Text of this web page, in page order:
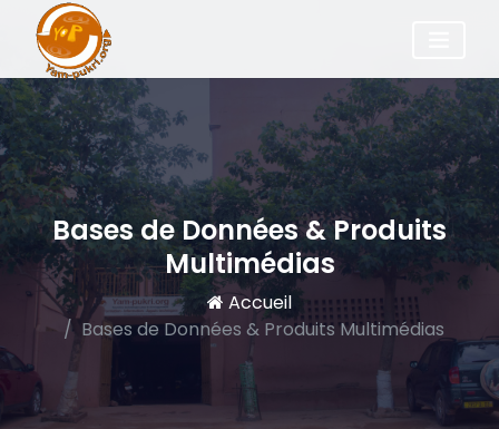
Bases de Données & Produits
Multimédias
Accueil
Bases de Données & Produits Multimédias